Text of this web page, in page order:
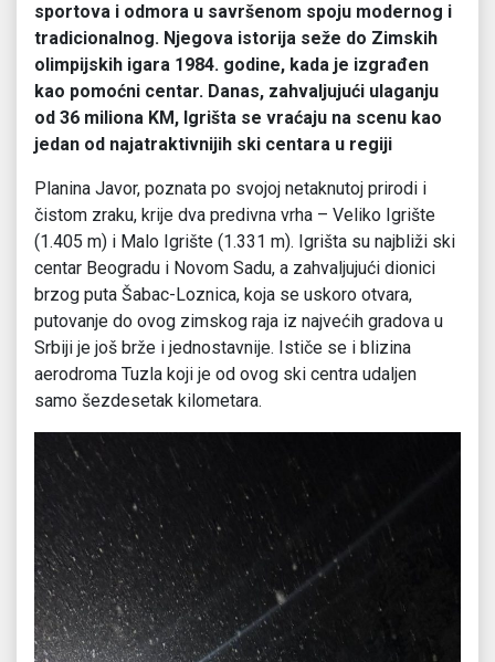
sportova i odmora u savršenom spoju modernog i
tradicionalnog. Njegova istorija seže do Zimskih
olimpijskih igara 1984. godine, kada je izgrađen
kao pomoćni centar. Danas, zahvaljujući ulaganju
od 36 miliona KM, Igrišta se vraćaju na scenu kao
jedan od najatraktivnijih ski centara u regiji
Planina Javor, poznata po svojoj netaknutoj prirodi i
čistom zraku, krije dva predivna vrha – Veliko Igrište
(1.405 m) i Malo Igrište (1.331 m). Igrišta su najbliži ski
centar Beogradu i Novom Sadu, a zahvaljujući dionici
brzog puta Šabac-Loznica, koja se uskoro otvara,
putovanje do ovog zimskog raja iz najvećih gradova u
Srbiji je još brže i jednostavnije. Ističe se i blizina
aerodroma Tuzla koji je od ovog ski centra udaljen
samo šezdesetak kilometara.